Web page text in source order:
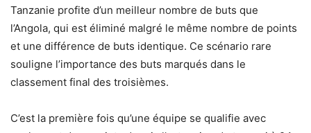
Tanzanie profite d’un meilleur nombre de buts que
l’Angola, qui est éliminé malgré le même nombre de points
et une différence de buts identique. Ce scénario rare
souligne l’importance des buts marqués dans le
classement final des troisièmes.
C’est la première fois qu’une équipe se qualifie avec